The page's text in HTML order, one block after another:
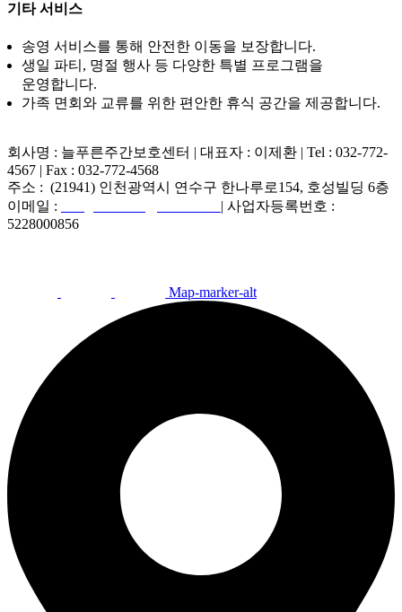
기타 서비스
송영 서비스를 통해 안전한 이동을 보장합니다.
생일 파티, 명절 행사 등 다양한 특별 프로그램을
운영합니다.
가족 면회와 교류를 위한 편안한 휴식 공간을 제공합니다.
회사명 : 늘푸른주간보호센터 | 대표자 : 이제환 | Tel : 032-772-
4567 | Fax : 032-772-4568
주소 : (21941) 인천광역시 연수구 한나루로154, 호성빌딩 6층
이메일 :
| 사업자등록번호 :
5228000856
Map-marker-alt